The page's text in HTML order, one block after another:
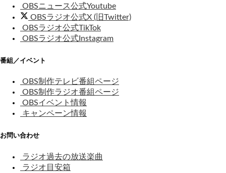
OBSニュース公式Youtube
OBSラジオ公式X (旧Twitter)
OBSラジオ公式TikTok
OBSラジオ公式Instagram
番組／イベント
OBS制作テレビ番組ページ
OBS制作ラジオ番組ページ
OBSイベント情報
キャンペーン情報
お問い合わせ
ラジオ過去の放送楽曲
ラジオ目安箱